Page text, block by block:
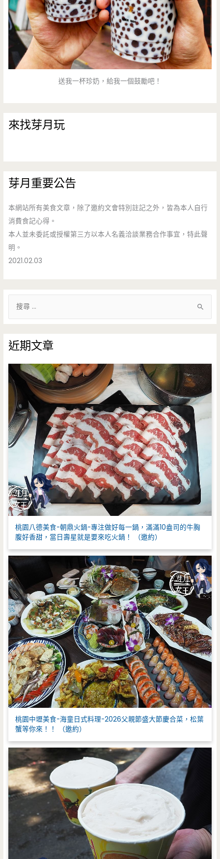
送我一杯珍奶，給我一個鼓勵吧！
來找芽月玩
芽月重要公告
本網站所有美食文章，除了邀約文會特別註記之外，皆為本人自行
消費食記心得。
本人並未委託或授權第三方以本人名義洽談業務合作事宜，特此聲
明。
2021.02.03
鍵
字
:
近期文章
桃園八德美食-朝鼎火鍋-專注做好每一鍋，滿滿10盎司的牛胸
腹好香甜，當日壽星就是要來吃火鍋！ （邀約）
桃園中壢美食-海童日式料理-2026父親節盛大節慶合菜，松葉
蟹等你來！！ （邀約）